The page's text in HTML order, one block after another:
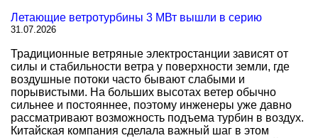
Летающие ветротурбины 3 МВт вышли в серию
31.07.2026
Традиционные ветряные электростанции зависят от
силы и стабильности ветра у поверхности земли, где
воздушные потоки часто бывают слабыми и
порывистыми. На больших высотах ветер обычно
сильнее и постояннее, поэтому инженеры уже давно
рассматривают возможность подъема турбин в воздух.
Китайская компания сделала важный шаг в этом